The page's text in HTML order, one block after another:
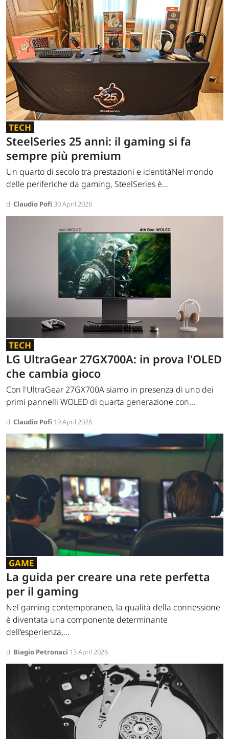
TECH
SteelSeries 25 anni: il gaming si fa
sempre più premium
Un quarto di secolo tra prestazioni e identitàNel mondo
delle periferiche da gaming, SteelSeries è...
di Claudio Pofi 30 April 2026
TECH
LG UltraGear 27GX700A: in prova l'OLED
che cambia gioco
Con l'UltraGear 27GX700A siamo in presenza di uno dei
primi pannelli WOLED di quarta generazione con...
di Claudio Pofi 19 April 2026
GAME
La guida per creare una rete perfetta
per il gaming
Nel gaming contemporaneo, la qualità della connessione
è diventata una componente determinante
dell’esperienza,...
di Biagio Petronaci 13 April 2026